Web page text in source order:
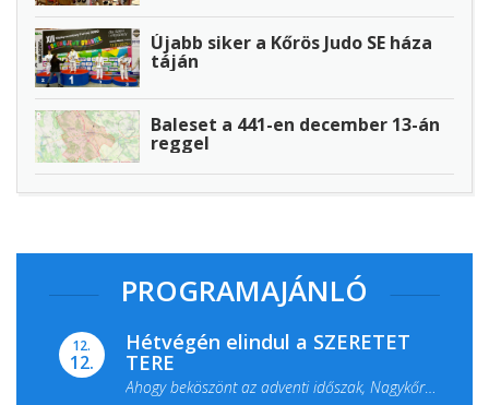
Újabb siker a Kőrös Judo SE háza
táján
Baleset a 441-en december 13-án
reggel
PROGRAMAJÁNLÓ
12.
12.
Hétvégén elindul a SZERETET
TERE
Ahogy beköszönt az adventi időszak, Nagykőrös